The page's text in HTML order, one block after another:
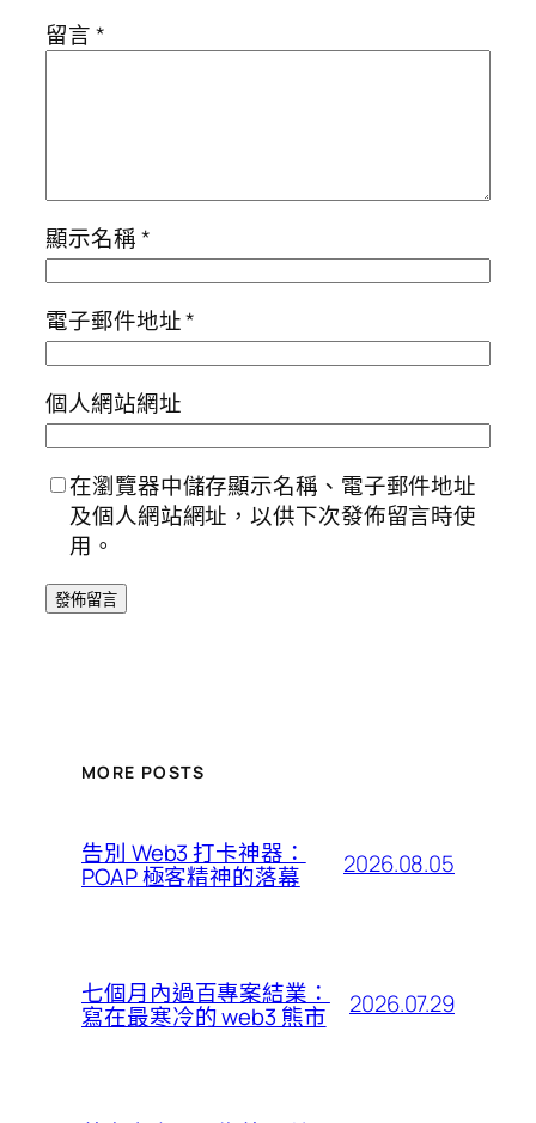
留言*
顯示名稱*
電子郵件地址*
個人網站網址
在瀏覽器中儲存顯示名稱、電子郵件地址
及個人網站網址，以供下次發佈留言時使
用。
MORE POSTS
告別 Web3 打卡神器：
POAP 極客精神的落幕 2026.08.05
七個月內過百專案結業：
寫在最寒冷的 web3 熊市 2026.07.29